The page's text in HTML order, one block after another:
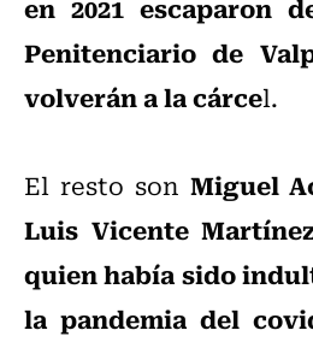
Penitenciario de
volverán a la cárcel.
El resto son Miguel
Luis Vicente
quien había sido
la pandemia del